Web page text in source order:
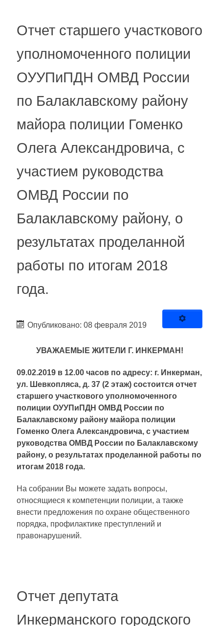
Отчет старшего участкового
уполномоченного полиции
ОУУПиПДН ОМВД России
по Балаклавскому району
майора полиции Гоменко
Олега Александровича, с
участием руководства
ОМВД России по
Балаклавскому району, о
результатах проделанной
работы по итогам 2018
года.
Опубликовано: 08 февраля 2019
УВАЖАЕМЫЕ ЖИТЕЛИ Г. ИНКЕРМАН!
09.02.2019 в 12.00 часов по адресу: г. Инкерман,
ул. Шевкопляса, д. 37 (2 этаж) состоится отчет
старшего участкового уполномоченного
полиции ОУУПиПДН ОМВД России по
Балаклавскому району майора полиции
Гоменко Олега Александровича, с участием
руководства ОМВД России по Балаклавскому
району, о результатах проделанной работы по
итогам 2018 года.
На собрании Вы можете задать вопросы,
относящиеся к компетенции полиции, а также
внести предложения по охране общественного
порядка, профилактике преступлений и
правонарушений.
Отчет депутата
Инкерманского городского